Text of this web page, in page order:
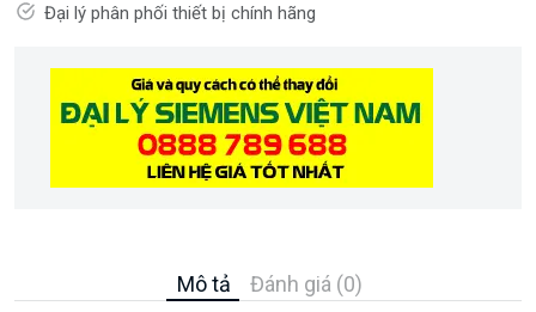
Đại lý phân phối thiết bị chính hãng
Mô tả Đánh giá (0)